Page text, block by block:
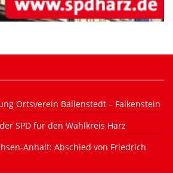
Ortsverein Ballenstedt – Falkenstein
SPD für den Wahlkreis Harz
Anhalt: Abschied von Friedrich